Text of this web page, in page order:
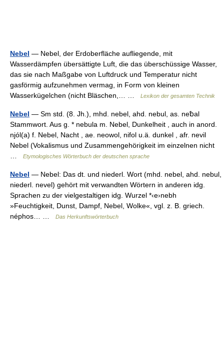
Nebel — Nebel, der Erdoberfläche aufliegende, mit
Wasserdämpfen übersättigte Luft, die das überschüssige Wasser,
das sie nach Maßgabe von Luftdruck und Temperatur nicht
gasförmig aufzunehmen vermag, in Form von kleinen
Wasserkügelchen (nicht Bläschen,… …
Lexikon der gesamten Technik
Nebel — Sm std. (8. Jh.), mhd. nebel, ahd. nebul, as. ne␢al
Stammwort. Aus g. * nebula m. Nebel, Dunkelheit , auch in anord.
njól(a) f. Nebel, Nacht , ae. neowol, nifol u.ä. dunkel , afr. nevil
Nebel (Vokalismus und Zusammengehörigkeit im einzelnen nicht
Etymologisches Wörterbuch der deutschen sprache
Nebel — Nebel: Das dt. und niederl. Wort (mhd. nebel, ahd. nebul,
niederl. nevel) gehört mit verwandten Wörtern in anderen idg.
Sprachen zu der vielgestaltigen idg. Wurzel *‹e›nebh
»Feuchtigkeit, Dunst, Dampf, Nebel, Wolke«, vgl. z. B. griech.
néphos… …
Das Herkunftswörterbuch